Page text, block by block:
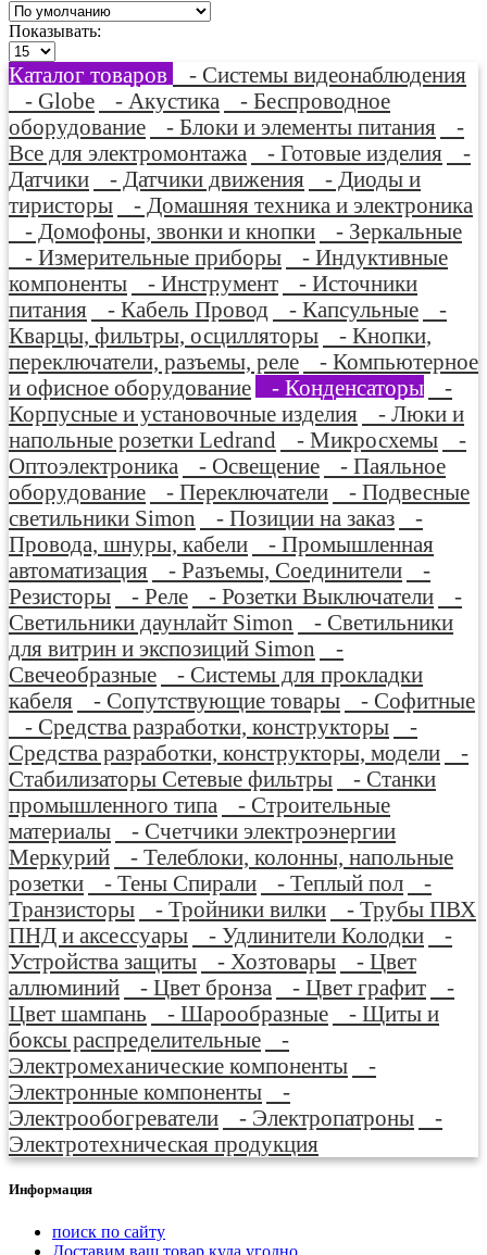
Показывать:
Каталог товаров
- Системы видеонаблюдения
- Globe
- Акустика
- Беспроводное
оборудование
- Блоки и элементы питания
-
Все для электромонтажа
- Готовые изделия
-
Датчики
- Датчики движения
- Диоды и
тиристоры
- Домашняя техника и электроника
- Домофоны, звонки и кнопки
- Зеркальные
- Измерительные приборы
- Индуктивные
компоненты
- Инструмент
- Источники
питания
- Кабель Провод - Капсульные
-
Кварцы, фильтры, осцилляторы
- Кнопки,
переключатели, разъемы, реле
- Компьютерное
и офисное оборудование
- Конденсаторы
-
Корпусные и установочные изделия
- Люки и
напольные розетки Ledrand
- Микросхемы
-
Оптоэлектроника
- Освещение
- Паяльное
оборудование
- Переключатели
- Подвесные
светильники Simon
- Позиции на заказ
-
Провода, шнуры, кабели
- Промышленная
автоматизация
- Разъемы, Соединители
-
Резисторы
- Реле - Розетки Выключатели
-
Светильники даунлайт Simon
- Светильники
для витрин и экспозиций Simon
-
Свечеобразные
- Системы для прокладки
кабеля
- Сопутствующие товары
- Софитные
- Средства разработки, конструкторы
-
Средства разработки, конструкторы, модели
-
Стабилизаторы Сетевые фильтры
- Станки
промышленного типа
- Строительные
материалы
- Счетчики электроэнергии
Меркурий
- Телеблоки, колонны, напольные
розетки
- Тены Спирали - Теплый пол
-
Транзисторы
- Тройники вилки
- Трубы ПВХ
ПНД и аксессуары
- Удлинители Колодки
-
Устройства защиты
- Хозтовары
- Цвет
аллюминий
- Цвет бронза - Цвет графит
-
Цвет шампань
- Шарообразные
- Щиты и
боксы распределительные
-
Электромеханические компоненты
-
Электронные компоненты
-
Электрообогреватели
- Электропатроны
-
Электротехническая продукция
Информация
поиск по сайту
Доставим ваш товар куда угодно